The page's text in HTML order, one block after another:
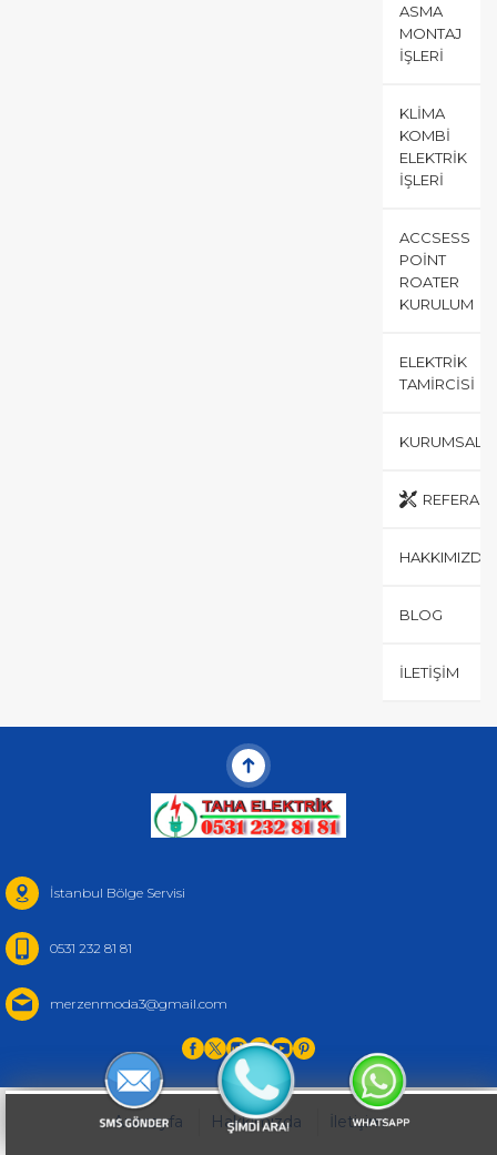
ASMA
MONTAJ
İŞLERI
KLIMA
KOMBI
ELEKTRIK
İŞLERI
ACCSESS
POINT
ROATER
KURULUM
ELEKTRIK
TAMIRCISI
KURUMSAL
HAKKIMIZDA
BLOG
İLETIŞIM
İstanbul Bölge Servisi
0531 232 81 81
merzenmoda3@gmail.com
Anasayfa Hakkımızda İletişim